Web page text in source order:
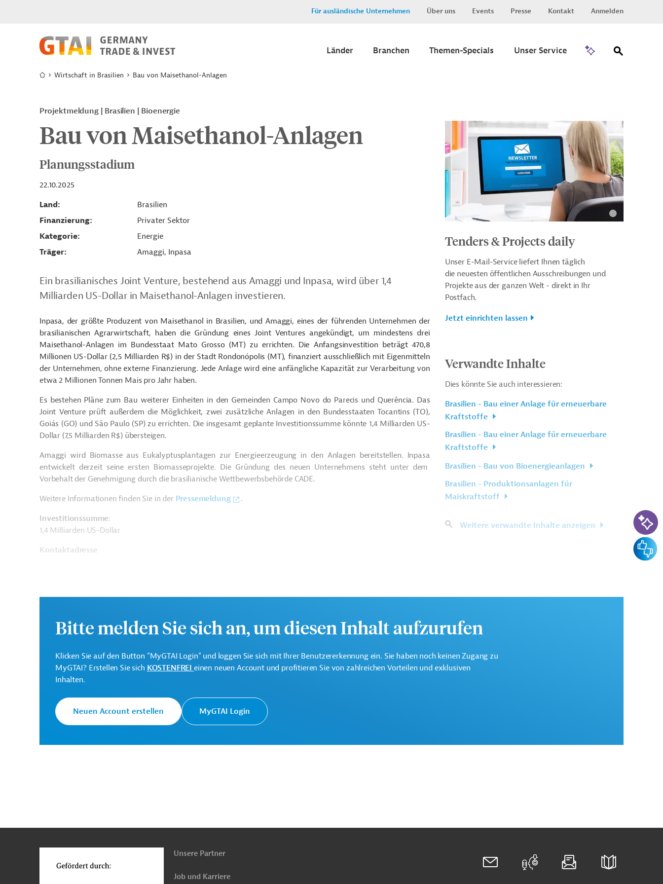
Für ausländische Unternehmen Über uns Events Presse Kontakt Anmelden
Länder Branchen Themen-Specials Unser Service
Wirtschaft in Brasilien Bau von Maisethanol-Anlagen
Projektmeldung Brasilien Bioenergie
Bau von Maisethanol-Anlagen
Planungsstadium
22.10.2025
Land
Brasilien
Finanzierung
Privater Sektor
Kategorie
Energie
Träger
Amaggi, Inpasa
Ein brasilianisches Joint Venture, bestehend ausAmaggi und Inpasa, wird über 1,4
Milliarden US-Dollar in Maisethanol-Anlagen investieren.
Inpasa, der größte Produzent von Maisethanol in Brasilien, undAmaggi, eines der führenden Unternehmen der
brasilianischen Agrarwirtschaft, haben die Gründung eines Joint Ventures angekündigt, um mindestens drei
Maisethanol-Anlagen im Bundesstaat Mato Grosso (MT) zu errichten. Die Anfangsinvestition beträgt 470,8
Millionen US-Dollar (2,5 Milliarden R$) in der Stadt Rondonópolis (MT), finanziert ausschließlich mit Eigenmitteln
der Unternehmen, ohne externe Finanzierung. Jede Anlage wird eine anfängliche Kapazität zur Verarbeitung von
etwa 2 Millionen Tonnen Mais pro Jahr haben.
Es bestehen Pläne zum Bau weiterer Einheiten in den Gemeinden Campo Novo do Parecis und Querência. Das
Joint Venture prüft außerdem die Möglichkeit, zwei zusätzliche Anlagen in den BundesstaatenTocantins (TO),
Goiás (GO) und São Paulo (SP) zu errichten. Die insgesamt geplante Investitionssumme könnte 1,4 Milliarden US-
Dollar (7,5 Milliarden R$) übersteigen.
Amaggi wird Biomasse aus Eukalyptusplantagen zur Energieerzeugung in den Anlagen bereitstellen. Inpasa
entwickelt derzeit seine ersten Biomasseprojekte. Die Gründung des neuen Unternehmens steht unter dem
Vorbehalt der Genehmigung durch die brasilianische Wettbewerbsbehörde CADE.
Weitere Informationen finden Sie in der Pressemeldung
.
Investitionssumme:
1,4 Milliarden US-Dollar
Kontaktadresse
Brasilien Bioenergie Pflanzenproduktion
Tierzucht
Nahrungsmittel- , Verpackungsmaschinen
Produktionsanlagen für Chemie, Petrochemie und Pharmazie
Tenders & Projects daily
Unser E-Mail-Service liefert Ihnen täglich
die neuesten öffentlichen Ausschreibungen und
Projekte aus der ganzen Welt - direkt in Ihr
Postfach.
Jetzt einrichten lassen
Verwandte Inhalte
Dies könnte Sie auch interessieren:
Brasilien - Bau einer Anlage für erneuerbare
Kraftstoffe
Brasilien - Bau einer Anlage für erneuerbare
Kraftstoffe
Brasilien - Bau von Bioenergieanlagen
Brasilien - Produktionsanlagen für
Maiskraftstoff
Weitere verwandte Inhalte anzeigen
Bitte melden Sie sich an, um diesen Inhalt aufzurufen
Klicken Sie auf den Button "MyGTAI Login" und loggen Sie sich mit Ihrer Benutzererkennung ein. Sie haben noch keinen Zugang zu
MyGTAI? Erstellen Sie sich KOSTENFREI einen neuen Account und profitieren Sie von zahlreichen Vorteilen und exklusiven
Inhalten.
Neuen Account erstellen MyGTAI Login
oben
Unsere Partner
Job und Karriere
KI-